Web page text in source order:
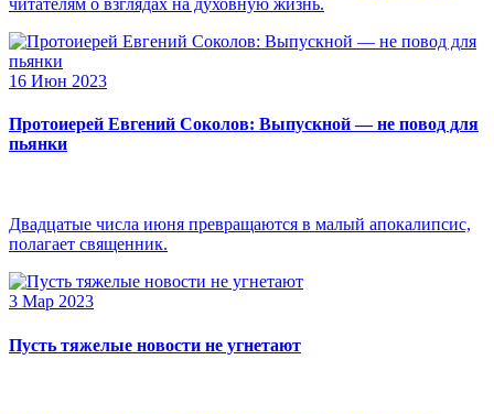
читателям о взглядах на духовную жизнь.
16 Июн 2023
Протоиерей Евгений Соколов: Выпускной — не повод для
пьянки
Двадцатые числа июня превращаются в малый апокалипсис,
полагает священник.
3 Мар 2023
Пусть тяжелые новости не угнетают